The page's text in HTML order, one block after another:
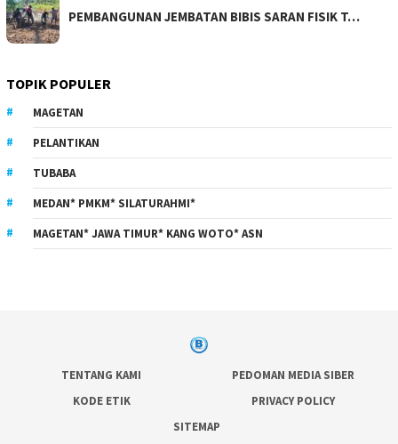
PEMBANGUNAN JEMBATAN BIBIS SARAN FISIK T…
TOPIK POPULER
MAGETAN
PELANTIKAN
TUBABA
MEDAN* PMKM* SILATURAHMI*
MAGETAN* JAWA TIMUR* KANG WOTO* ASN
TENTANG KAMI
PEDOMAN MEDIA SIBER
KODE ETIK
PRIVACY POLICY
SITEMAP